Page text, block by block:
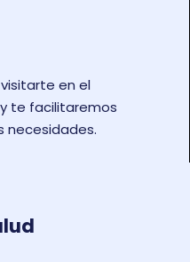
en el
te facilitaremos
necesidades.